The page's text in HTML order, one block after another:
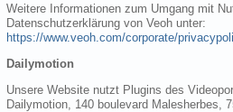
Weitere Informationen zum Umgang mit
Datenschutzerklärung von Veoh unter:
https://www.veoh.com/corporate/
Dailymotion
Unsere Website nutzt Plugins des
Dailymotion, 140 boulevard Malesherbes,